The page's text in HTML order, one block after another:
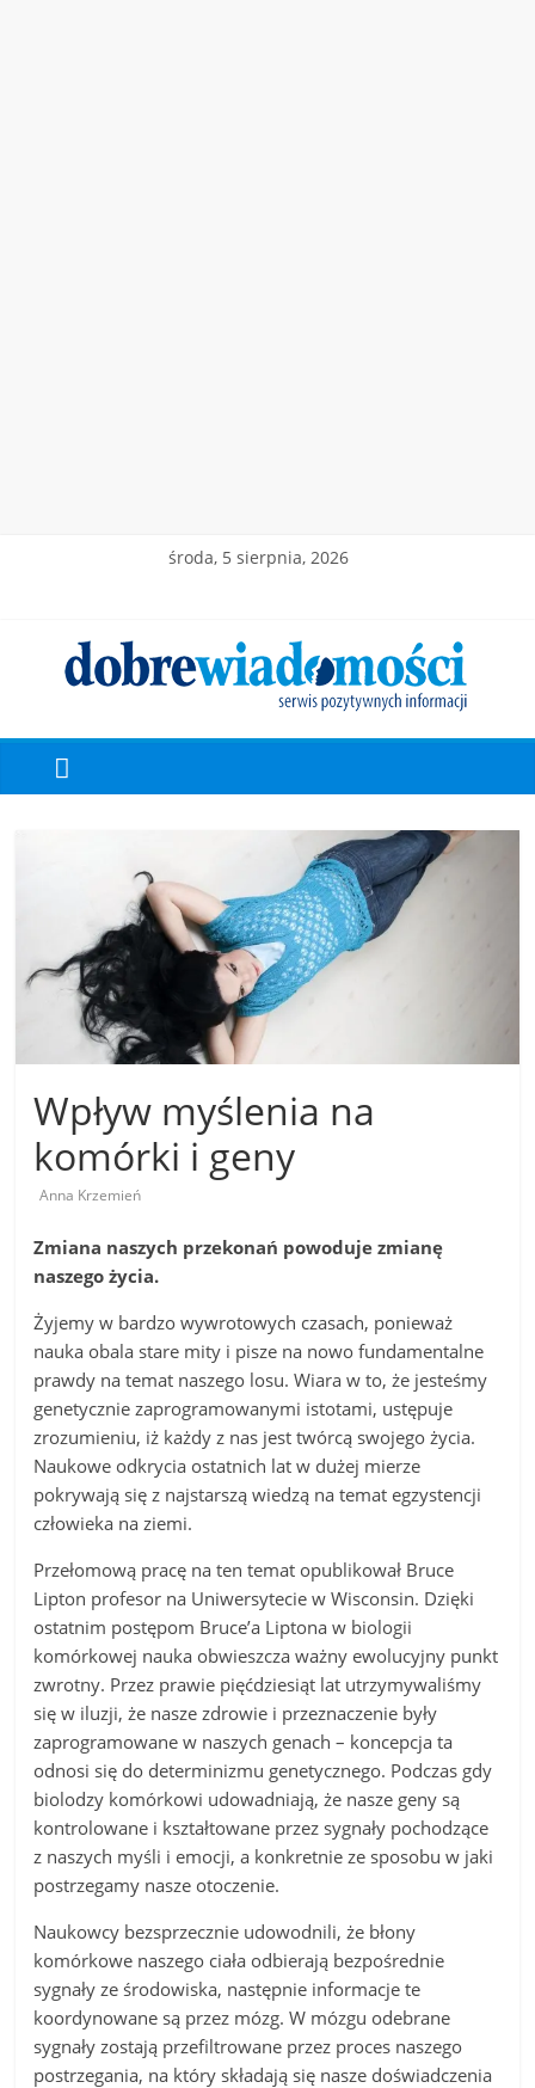
środa, 5 sierpnia, 2026
Wpływ myślenia na
komórki i geny
Anna Krzemień
Zmiana naszych przekonań powoduje zmianę
naszego życia.
Żyjemy w bardzo wywrotowych czasach, ponieważ
nauka obala stare mity i pisze na nowo fundamentalne
prawdy na temat naszego losu. Wiara w to, że jesteśmy
genetycznie zaprogramowanymi istotami, ustępuje
zrozumieniu, iż każdy z nas jest twórcą swojego życia.
Naukowe odkrycia ostatnich lat w dużej mierze
pokrywają się z najstarszą wiedzą na temat egzystencji
człowieka na ziemi.
Przełomową pracę na ten temat opublikował Bruce
Lipton profesor na Uniwersytecie w Wisconsin. Dzięki
ostatnim postępom Bruce’a Liptona w biologii
komórkowej nauka obwieszcza ważny ewolucyjny punkt
zwrotny. Przez prawie pięćdziesiąt lat utrzymywaliśmy
się w iluzji, że nasze zdrowie i przeznaczenie były
zaprogramowane w naszych genach – koncepcja ta
odnosi się do determinizmu genetycznego. Podczas gdy
biolodzy komórkowi udowadniają, że nasze geny są
kontrolowane i kształtowane przez sygnały pochodzące
z naszych myśli i emocji, a konkretnie ze sposobu w jaki
postrzegamy nasze otoczenie.
Naukowcy bezsprzecznie udowodnili, że błony
komórkowe naszego ciała odbierają bezpośrednie
sygnały ze środowiska, następnie informacje te
koordynowane są przez mózg. W mózgu odebrane
sygnały zostają przefiltrowane przez proces naszego
postrzegania, na który składają się nasze doświadczenia